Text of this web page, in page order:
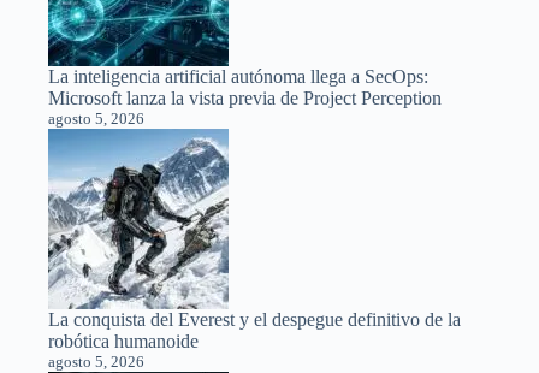
La inteligencia artificial autónoma llega a SecOps:
Microsoft lanza la vista previa de Project Perception
agosto 5, 2026
La conquista del Everest y el despegue definitivo de la
robótica humanoide
agosto 5, 2026